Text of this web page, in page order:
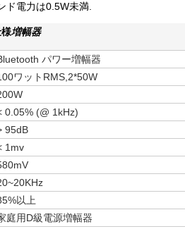
ド電力は0.5W未満.
増幅器
パワー増幅器
ワットRMS,2*50W
0.05% (@ 1kHz)
95dB
1mv
以上
庭用D級電源増幅器